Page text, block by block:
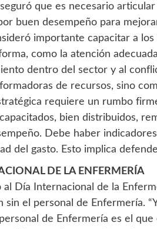
que es necesario
buen desempeño para
importante capacitar a
como la atención
dentro del sector y al
de recursos, sino
requiere un rumbo
bien distribuidos,
Debe haber
del gasto. Esto implica
DE LA ENFERMERÍA
Día Internacional de la
sin el personal de Enfermería.
de Enfermería es el